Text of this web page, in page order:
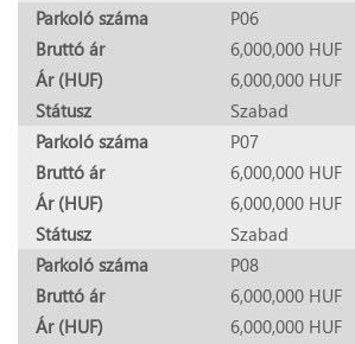
Parkoló száma
P06
Bruttó ár
6,000,000 HUF
Ár (HUF)
6,000,000 HUF
Státusz
Szabad
Parkoló száma
P07
Bruttó ár
6,000,000 HUF
Ár (HUF)
6,000,000 HUF
Státusz
Szabad
Parkoló száma
P08
Bruttó ár
6,000,000 HUF
Ár (HUF)
6,000,000 HUF